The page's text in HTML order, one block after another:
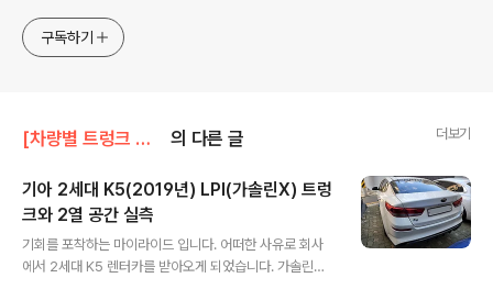
구독하기
[차량별 트렁크 실측]/기아 트렁크 의 다른 글 더보기
기아 2세대 K5(2019년) LPI(가솔린X) 트렁
크와 2열 공간 실측
기회를 포착하는 마이라이드 입니다. 어떠한 사유로 회사
에서 2세대 K5 렌터카를 받아오게 되었습니다. 가솔린이